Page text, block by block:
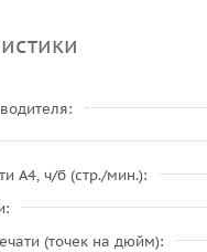
A4, ч/б (стр./мин.)
(точек на дюйм)